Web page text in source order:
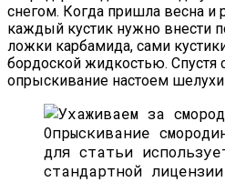
снегом. Когда пришла весна и
каждый кустик нужно внести
ложки карбамида, сами
бордоской жидкостью. Спустя
опрыскивание настоем шелухи
Опрыскивание
для статьи
стандартной